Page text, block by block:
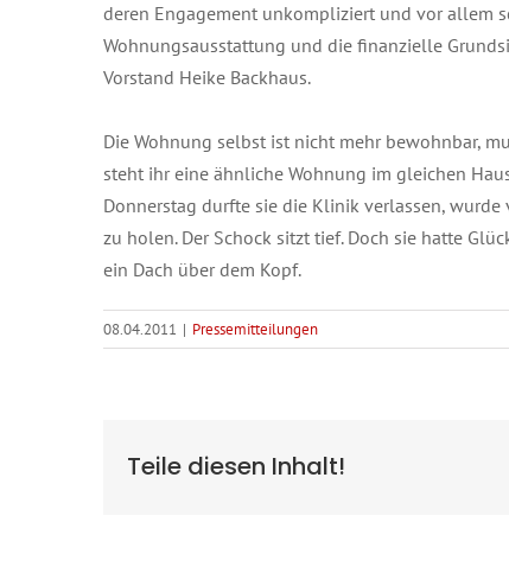
deren Engagement unkompliziert und vor allem
Wohnungsausstattung und die finanzielle
Vorstand Heike Backhaus.
Die Wohnung selbst ist nicht mehr bewohnbar,
steht ihr eine ähnliche Wohnung im gleichen
Donnerstag durfte sie die Klinik verlassen,
zu holen. Der Schock sitzt tief. Doch sie hatte
ein Dach über dem Kopf.
08.04.2011 | Pressemitteilungen
Teile diesen Inhalt!